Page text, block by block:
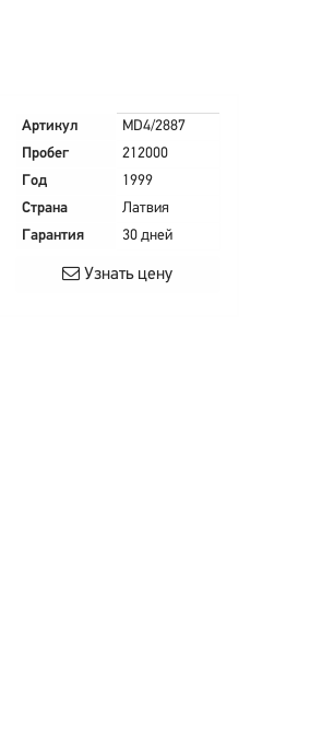
Артикул
MD4/2887
Пробег
212000
Год
1999
Страна
Латвия
Гарантия
30 дней
Узнать цену